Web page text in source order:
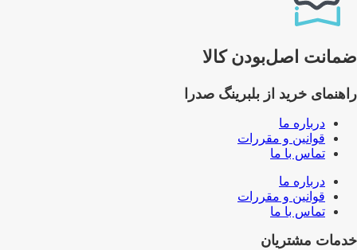
ضمانت اصل‌بودن کالا
راهنمای خرید از بلبرینگ صدرا
درباره ما
قوانین و مقررات
تماس با ما
درباره ما
قوانین و مقررات
تماس با ما
خدمات مشتریان